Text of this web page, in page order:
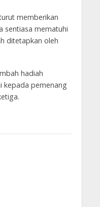
memberikan
sentiasa mematuhi
ditetapkan oleh
hadiah
kepada pemenang